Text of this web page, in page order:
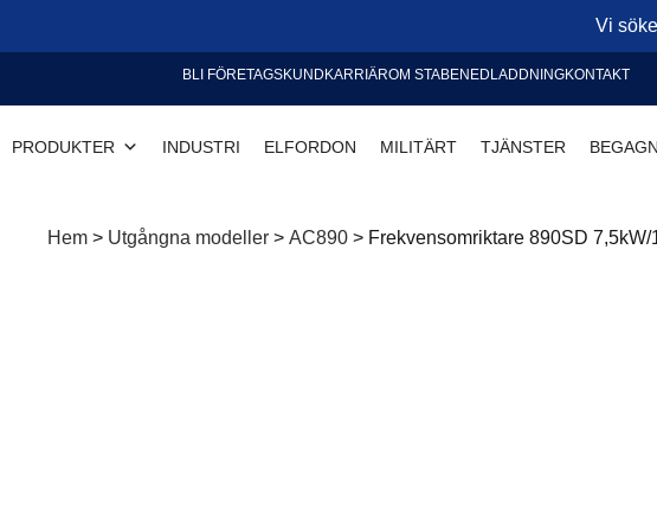
Vi
BLI FÖRETAGSKUND KARRIÄROM STABENEDLADDNINGKONTAKT
PRODUKTER INDUSTRI ELFORDON MILITÄRT TJÄNSTER
Hem > Utgångna modeller > AC890 > Frekvensomriktare 890SD 7,5kW/